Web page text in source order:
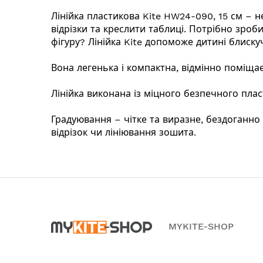
Лінійка пластикова Kite HW24-090, 15 см –
відрізки та креслити таблиці. Потрібно
фігуру? Лінійка Kite допоможе дитині
Вона легенька і компактна, відмінно
Лінійка виконана із міцного безпечного
Градуювання – чітке та виразне,
відрізок чи лініювання зошита.
MYKITE-SHOP